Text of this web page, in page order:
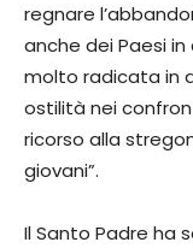
regnare
anche dei Paesi
molto radicata in
ostilità nei
ricorso alla
giovani”.
Il Santo Padre ha